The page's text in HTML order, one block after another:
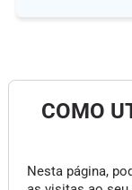
COMO
Nesta página,